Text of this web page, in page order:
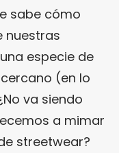
sabe cómo
nuestras
especie de
(en lo
va siendo
a mimar
streetwear?